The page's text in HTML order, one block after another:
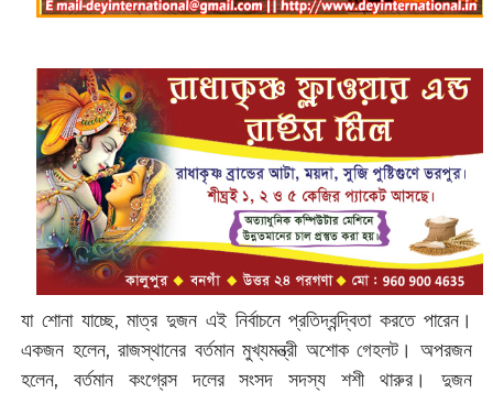
যা শোনা যাচ্ছে, মাত্র দুজন এই নির্বাচনে প্রতিদ্বন্দ্বিতা করতে পারেন।
একজন হলেন, রাজস্থানের বর্তমান মুখ্যমন্ত্রী অশোক গেহলট। অপরজন
হলেন, বর্তমান কংগ্রেস দলের সংসদ সদস্য শশী থারুর। দুজন